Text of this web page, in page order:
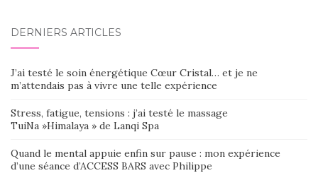
DERNIERS ARTICLES
J’ai testé le soin énergétique Cœur Cristal… et je ne
m’attendais pas à vivre une telle expérience
Stress, fatigue, tensions : j’ai testé le massage
TuiNa »Himalaya » de Lanqi Spa
Quand le mental appuie enfin sur pause : mon expérience
d’une séance d’ACCESS BARS avec Philippe